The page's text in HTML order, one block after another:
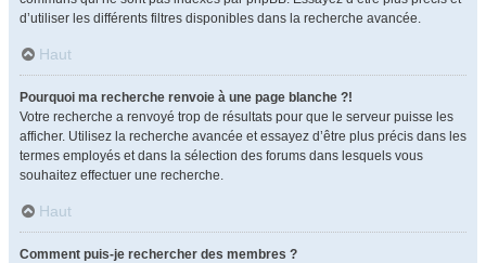
d’utiliser les différents filtres disponibles dans la recherche avancée.
Haut
Pourquoi ma recherche renvoie à une page blanche ?!
Votre recherche a renvoyé trop de résultats pour que le serveur puisse les
afficher. Utilisez la recherche avancée et essayez d’être plus précis dans les
termes employés et dans la sélection des forums dans lesquels vous
souhaitez effectuer une recherche.
Haut
Comment puis-je rechercher des membres ?